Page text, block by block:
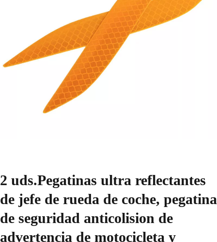
2 uds.Pegatinas ultra reflectantes
de jefe de rueda de coche, pegatina
de seguridad anticolision de
advertencia de motocicleta y